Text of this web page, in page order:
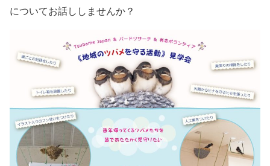
についてお話ししませんか？